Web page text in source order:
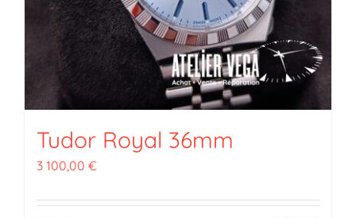
Tudor Royal 36mm
3 100,00 €